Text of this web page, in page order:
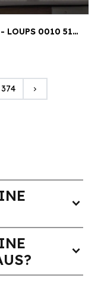
BOZ - LOUPS 0010 51.5 50¤19
374 keyboard_arrow_right
expand_more
expand_more